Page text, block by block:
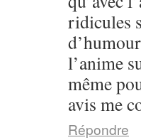
ridicules
l’anime
même
avis me
Répondre